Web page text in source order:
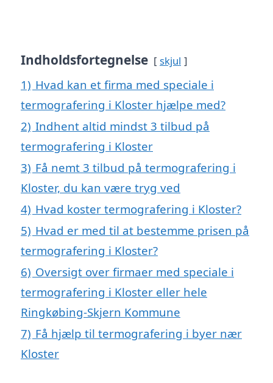
Indholdsfortegnelse skjul
1) Hvad kan et firma med speciale i
termografering i Kloster hjælpe med?
2) Indhent altid mindst 3 tilbud på
termografering i Kloster
3) Få nemt 3 tilbud på termografering i
Kloster, du kan være tryg ved
4) Hvad koster termografering i Kloster?
5) Hvad er med til at bestemme prisen på
termografering i Kloster?
6) Oversigt over firmaer med speciale i
termografering i Kloster eller hele
Ringkøbing-Skjern Kommune
7) Få hjælp til termografering i byer nær
Kloster